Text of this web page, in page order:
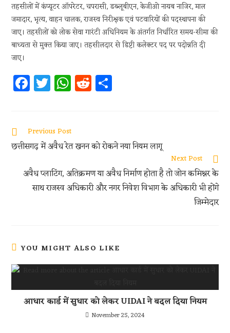
तहसीलों में कंप्यूटर ऑपरेटर, चपरासी, डब्लूबीएन, केजीओ नायब नाजिर, माल
जमादार, भृत्य, वाहन चालक, राजस्व निरीक्षक एवं पटवारियों की पदस्थापना की
जाए। तहसीलों को लोक सेवा गारंटी अधिनियम के अंतर्गत निर्धारित समय-सीमा की
बाध्यता से मुक्त किया जाए। तहसीलदार से डिप्टी कलेक्टर पद पर पदोन्नति दी
जाए।
Fa
ce
oo
k
T
w
er
W
h
s
A
p
p
R
e
t
Previous Post
छत्तीसगढ़ में अवैध रेत खनन को रोकने नया नियम लागू
Next Post
अवैध प्लाटिंग, अतिक्रमण या अवैध निर्माण होता है तो जोन कमिश्नर के
साथ राजस्व अधिकारी और नगर निवेश विभाग के अधिकारी भी होंगे
जिम्मेदार
YOU MIGHT ALSO LIKE
आधार कार्ड में सुधार को लेकर UIDAI ने बदल दिया नियम
November 25, 2024